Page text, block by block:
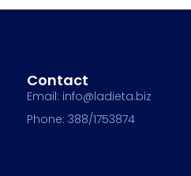
Contact
Email: info@ladieta.biz
Phone: 388/1753874